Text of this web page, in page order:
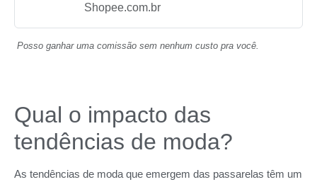
Shopee.com.br
Posso ganhar uma comissão sem nenhum custo pra você.
Qual o impacto das
tendências de moda?
As tendências de moda que emergem das passarelas têm um